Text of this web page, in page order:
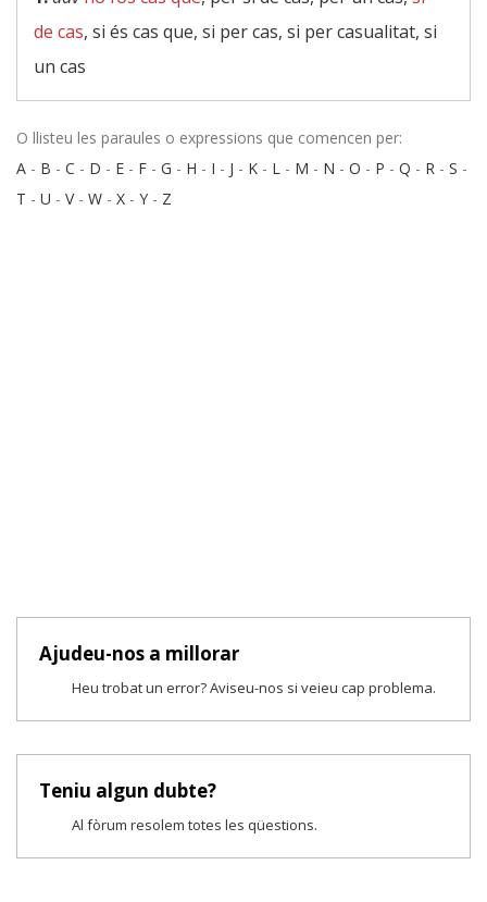
de cas, si és cas que, si per cas, si per casualitat, si
un cas
O llisteu les paraules o expressions que comencen per:
A - B - C - D - E - F - G - H - I - J - K - L - M - N - O - P - Q - R - S -
T - U - V- W - X - Y - Z
Ajudeu-nos a millorar
Heu trobat un error? Aviseu-nos si veieu cap problema.
Teniu algun dubte?
Al fòrum resolem totes les qüestions.